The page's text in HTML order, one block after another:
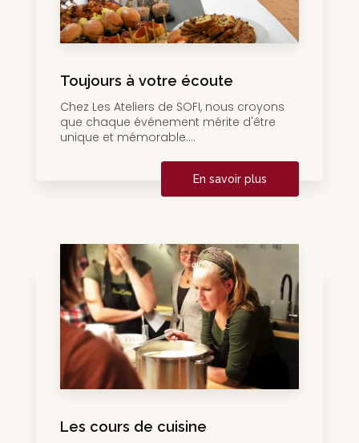
Toujours à votre écoute
Chez Les Ateliers de SOFI, nous croyons
que chaque événement mérite d'être
unique et mémorable....
En savoir plus
Les cours de cuisine